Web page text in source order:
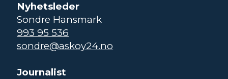
Nyhetsleder
Sondre Hansmark
993 95 536
sondre@askoy24.no
Journalist